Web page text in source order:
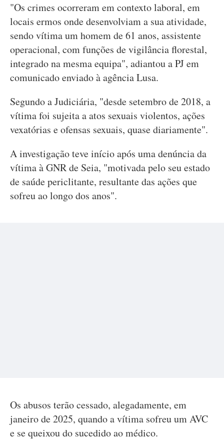
"Os crimes ocorreram em contexto laboral, em
locais ermos onde desenvolviam a sua atividade,
sendo vítima um homem de 61 anos, assistente
operacional, com funções de vigilância florestal,
integrado na mesma equipa", adiantou a PJ em
comunicado enviado à agência Lusa.
Segundo a Judiciária, "desde setembro de 2018, a
vítima foi sujeita a atos sexuais violentos, ações
vexatórias e ofensas sexuais, quase diariamente".
A investigação teve início após uma denúncia da
vítima à GNR de Seia, "motivada pelo seu estado
de saúde periclitante, resultante das ações que
sofreu ao longo dos anos".
Os abusos terão cessado, alegadamente, em
janeiro de 2025, quando a vítima sofreu um AVC
e se queixou do sucedido ao médico.